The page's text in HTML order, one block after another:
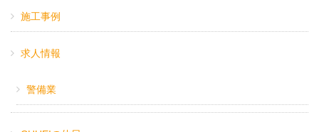
施工事例
求人情報
警備業